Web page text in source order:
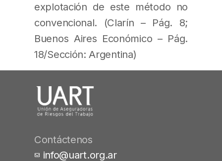
explotación de este método no
convencional. (Clarín – Pág. 8;
Buenos Aires Económico – Pág.
18/Sección: Argentina)
Contáctenos
info@uart.org.ar